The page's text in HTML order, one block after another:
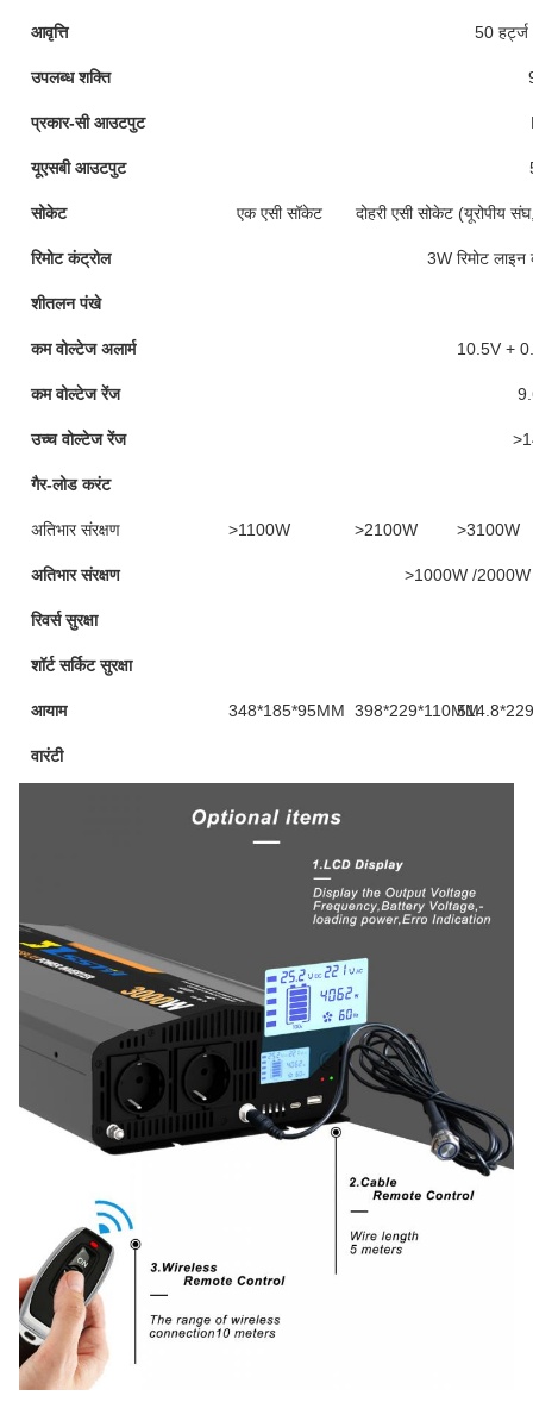
आवृत्ति 50 हर्ट्ज
उपलब्ध शक्ति
प्रकार-सी आउटपुट
यूएसबी आउटपुट
सोकेट एक एसी सॉकेट दोहरी एसी सोकेट (यूरोपीय
रिमोट कंट्रोल 3W रिमोट
शीतलन पंखे
कम वोल्टेज अलार्म 10.5V +
कम वोल्टेज रेंज
उच्च वोल्टेज रेंज
गैर-लोड करंट
अतिभार संरक्षण >1100W >2100W >3100W
अतिभार संरक्षण >1000W /
रिवर्स सुरक्षा
शॉर्ट सर्किट सुरक्षा
आयाम 348*185*95MM 398*229*110MM
वारंटी